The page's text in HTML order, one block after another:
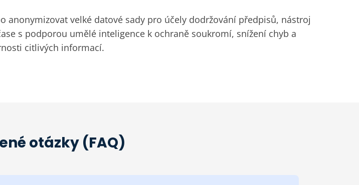
velké datové sady pro účely dodržování předpisů, nástroj
s podporou umělé inteligence k ochraně soukromí, snížení chyb a
citlivých informací.
otázky (FAQ)